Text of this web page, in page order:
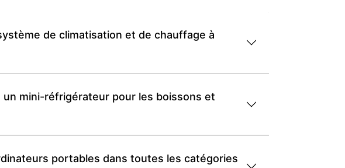
de climatisation et de chauffage à
mini-réfrigérateur pour les boissons et
portables dans toutes les catégories